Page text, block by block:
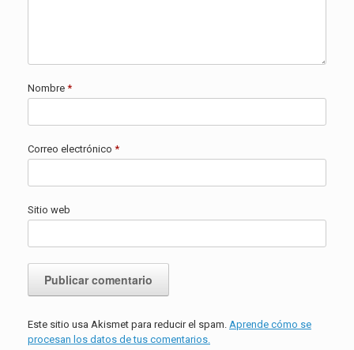
Nombre *
Correo electrónico *
Sitio web
Este sitio usa Akismet para reducir el spam. Aprende cómo se
procesan los datos de tus comentarios.